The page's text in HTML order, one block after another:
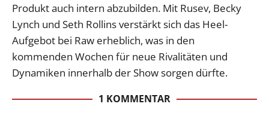
Produkt auch intern abzubilden. Mit Rusev, Becky
Lynch und Seth Rollins verstärkt sich das Heel-
Aufgebot bei Raw erheblich, was in den
kommenden Wochen für neue Rivalitäten und
Dynamiken innerhalb der Show sorgen dürfte.
1 KOMMENTAR